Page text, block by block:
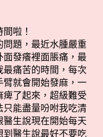
啦！
題，最近水腫嚴重
發癢裡面脹痛，最
痛苦的時間，每次
就會開始發麻，一
了起來，超級難受
能盡量吩咐我吃清
生說現在開始每天
醫生說最好不要吃